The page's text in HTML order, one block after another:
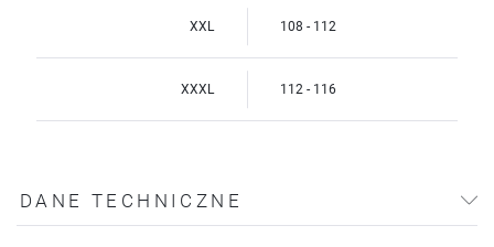
XXL 108 - 112
XXXL 112 - 116
DANE TECHNICZNE